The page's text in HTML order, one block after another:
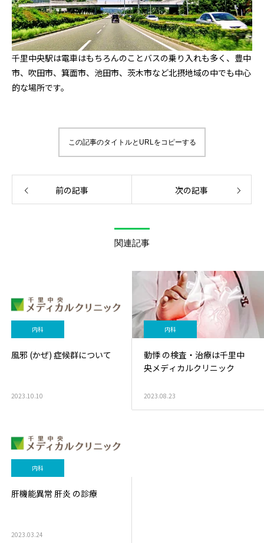
千里中央駅は電車はもちろんのことバスの乗り入れも多く、豊中
市、吹田市、箕面市、池田市、茨木市など北摂地域の中でも中心
的な場所です。
この記事のタイトルとURLをコピーする
前の記事 次の記事
関連記事
内科
風邪 (かぜ) 症候群について
2023.10.10
内科
動悸 の検査・治療は千里中
央メディカルクリニック
2023.08.23
内科
肝機能異常 肝炎 の診療
2023.03.24